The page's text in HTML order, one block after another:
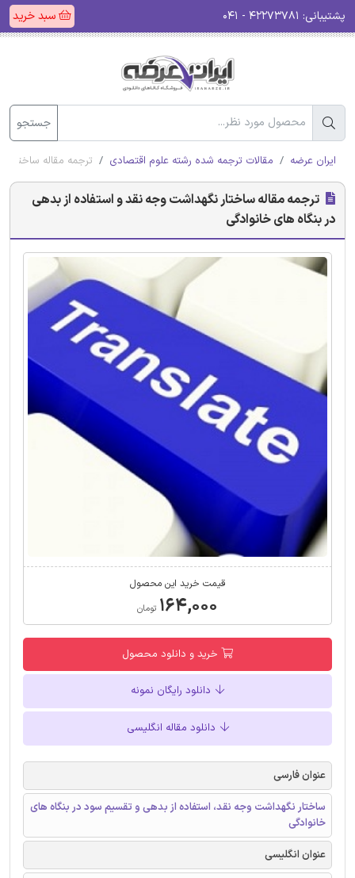
پشتیبانی: سبد خرید
جستجو
ایران عرضه مقالات ترجمه شده رشته علوم اقتصادی ترجمه مقاله ساختار
ترجمه مقاله ساختار نگهداشت وجه نقد و استفاده از بدهی
در بنگاه های خانوادگی
قیمت خرید این محصول
۱۶۴,۰۰۰ تومان
خرید و دانلود محصول
دانلود رایگان نمونه
دانلود مقاله انگلیسی
عنوان فارسی
ساختار نگهداشت وجه نقد، استفاده از بدهی و تقسیم سود در بنگاه های
خانوادگی
عنوان انگلیسی